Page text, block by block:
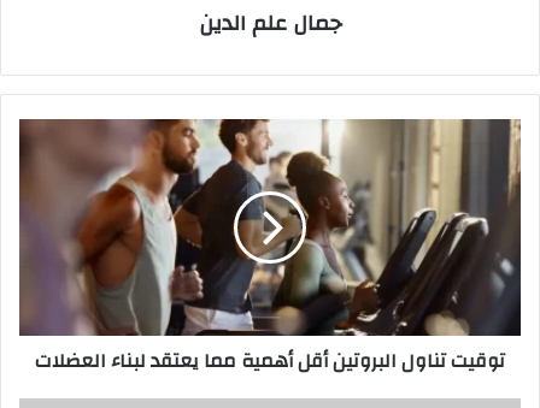
جمال علم الدين
توقيت
البروتين
أقل
أهمية
مما
يعتقد
العضلات
توقيت تناول البروتين أقل أهمية مما يعتقد لبناء العضلات